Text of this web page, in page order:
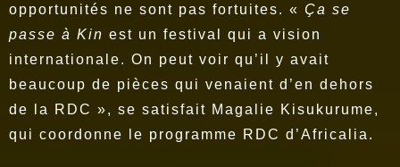
opportunités ne sont pas fortuites. « Ça se
passe à Kin est un festival qui a vision
internationale. On peut voir qu’il y avait
beaucoup de pièces qui venaient d’en dehors
de la RDC », se satisfait Magalie Kisukurume,
qui coordonne le programme RDC d’Africalia.